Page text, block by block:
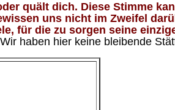
quält dich. Diese Stimme
uns nicht im Zweifel
für die zu sorgen seine
haben hier keine bleibende